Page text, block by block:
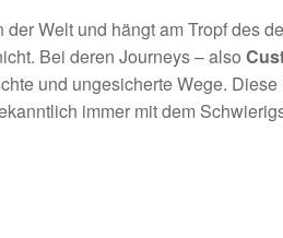
Welt und hängt am Tropf des
Bei deren Journeys – also
und ungesicherte Wege.
immer mit dem